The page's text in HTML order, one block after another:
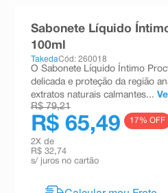
Sabonete Líquido
100ml
TakedaCód: 260018
O Sabonete Líquido Íntimo
delicada e proteção da região
extratos naturais calmantes...
R$ 79,21
R$ 65,49 17% OFF
2X de
R$ 32,74
s/ juros no cartão
esmalte
ºabsorvente